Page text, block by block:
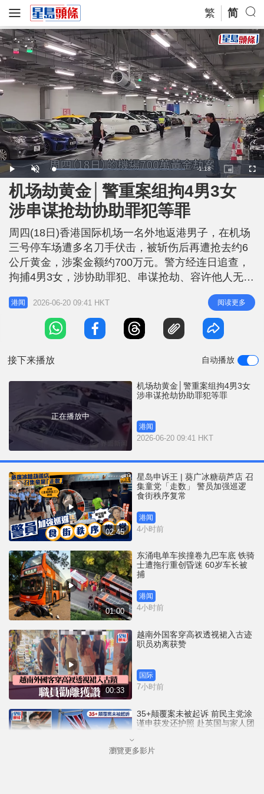
繁 简
P
l
a
y
U
n
m
u
t
e
L
o
d
e
d
:
3
6
8
6
%
R
e
n
i
e
-1:18
P
i
t
u
-
P
c
t
u
r
F
u
机场劫黄金│警重案组拘4男3女
涉串谋抢劫协助罪犯等罪
周四(18日)香港国际机场一名外地返港男子，在机场
三号停车场遭多名刀手伏击，被斩伤后再遭抢去约6
公斤黄金，涉案金额约700万元。警方经连日追查，
拘捕4男3女，涉协助罪犯、串谋抢劫、容许他人无牌
驾驶、行使虚假文书、无牌驾驶等罪，今（20日）早
上11时将召开记者会讲述案情。 昨日有视频流出一
段拍摄到行劫过程的影片，画面开始见到有数名男子
在停车场内，镜头稍后跳到一个泊车位置，一名孭着
港闻 2026-06-20 09:41 HKT 阅读更多
接下来播放 自动播放
正在播放中
机场劫黄金│警重案组拘4男3女
涉串谋抢劫协助罪犯等罪
港闻
2026-06-20 09:41 HKT
02:45
星岛申诉王 | 葵广冰糖葫芦店 召
集童党「走数」 警员加强巡逻
食街秩序复常
港闻
4小时前
01:00
东涌电单车挨撞卷九巴车底 铁骑
士遭拖行重创昏迷 60岁车长被
捕
港闻
4小时前
00:33
越南外国客穿高衩透视裙入古迹
职员劝离获赞
国际
7小时前
35+颠覆案未被起诉 前民主党涂
谨申获发还护照 赴英国与家人团
港闻
瀏覽更多影片